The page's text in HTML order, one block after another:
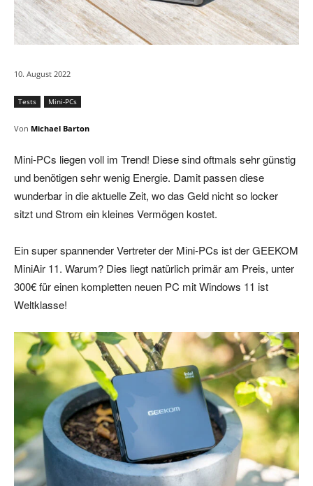
10. August 2022
Tests Mini-PCs
Von Michael Barton
Mini-PCs liegen voll im Trend! Diese sind oftmals sehr günstig
und benötigen sehr wenig Energie. Damit passen diese
wunderbar in die aktuelle Zeit, wo das Geld nicht so locker
sitzt und Strom ein kleines Vermögen kostet.
Ein super spannender Vertreter der Mini-PCs ist der GEEKOM
MiniAir 11. Warum? Dies liegt natürlich primär am Preis, unter
300€ für einen kompletten neuen PC mit Windows 11 ist
Weltklasse!